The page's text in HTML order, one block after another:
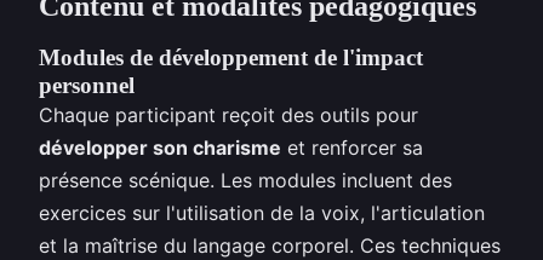
Modules de développement de l'impact
personnel
Chaque participant reçoit des outils pour
développer son charisme et renforcer sa
présence scénique. Les modules incluent des
exercices sur l'utilisation de la voix, l'articulation
et la maîtrise du langage corporel. Ces techniques